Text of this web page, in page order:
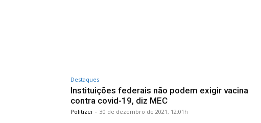
Destaques
Instituições federais não podem exigir vacina
contra covid-19, diz MEC
Politizei - 30 de dezembro de 2021, 12:01h